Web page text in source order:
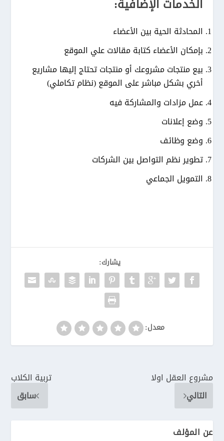
الخدمات الإضافية:
المحادثة الحية بين الأعضاء
بإمكان الأعضاء كتابة مقالات علي الموقع
بيع منتجات مشروعك أو منتجات تحتاج إليها مشاريع
أخري بشكل مباشر على الموقع (نظام تكاملي)
عمل مزادات والمشاركة فيه
وضع إعلانات
وضع وظائف
تطوير نظم التواصل بين الشركات
التمويل الجماعي
يشارك:
معدل:
تربية الكلاب
سابق
مشروع العقل اولا
التالي
عن المؤلف